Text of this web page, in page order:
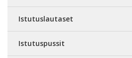
Istutuslautaset
Istutuspussit